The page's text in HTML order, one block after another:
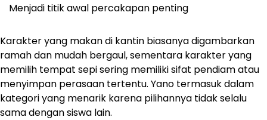
Menjadi titik awal percakapan penting
Karakter yang makan di kantin biasanya digambarkan
ramah dan mudah bergaul, sementara karakter yang
memilih tempat sepi sering memiliki sifat pendiam atau
menyimpan perasaan tertentu. Yano termasuk dalam
kategori yang menarik karena pilihannya tidak selalu
sama dengan siswa lain.